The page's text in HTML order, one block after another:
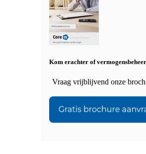
Kom erachter of
Vraag vrijblijvend onze